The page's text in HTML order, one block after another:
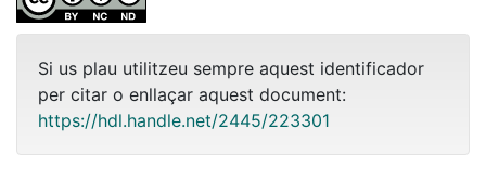
Si us plau utilitzeu sempre aquest identificador
per citar o enllaçar aquest document:
https://hdl.handle.net/2445/223301